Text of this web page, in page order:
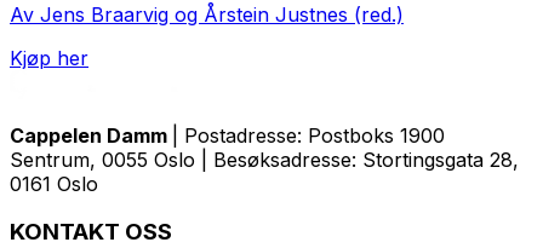
Av Jens Braarvig og Årstein Justnes (red.)
Kjøp her
Cappelen Damm
| Postadresse: Postboks 1900
Sentrum, 0055 Oslo | Besøksadresse: Stortingsgata 28,
0161 Oslo
KONTAKT OSS